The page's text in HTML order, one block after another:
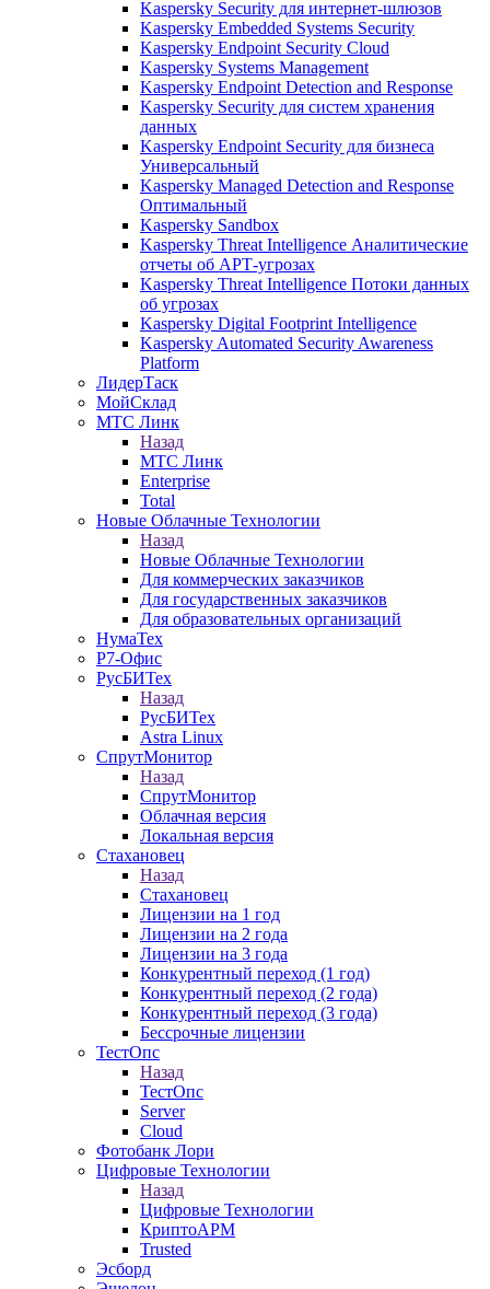
Kaspersky Security для интернет-шлюзов
Kaspersky Embedded Systems Security
Kaspersky Endpoint Security Cloud
Kaspersky Systems Management
Kaspersky Endpoint Detection and Response
Kaspersky Security для систем хранения
данных
Kaspersky Endpoint Security для бизнеса
Универсальный
Kaspersky Managed Detection and Response
Оптимальный
Kaspersky Sandbox
Kaspersky Threat Intelligence Аналитические
отчеты об АРТ-угрозах
Kaspersky Threat Intelligence Потоки данных
об угрозах
Kaspersky Digital Footprint Intelligence
Kaspersky Automated Security Awareness
Platform
ЛидерТаск
МойСклад
МТС Линк
Назад
МТС Линк
Enterprise
Total
Новые Облачные Технологии
Назад
Новые Облачные Технологии
Для коммерческих заказчиков
Для государственных заказчиков
Для образовательных организаций
НумаТех
Р7-Офис
РусБИТех
Назад
РусБИТех
Astra Linux
СпрутМонитор
Назад
СпрутМонитор
Облачная версия
Локальная версия
Стахановец
Назад
Стахановец
Лицензии на 1 год
Лицензии на 2 года
Лицензии на 3 года
Конкурентный переход (1 год)
Конкурентный переход (2 года)
Конкурентный переход (3 года)
Бессрочные лицензии
ТестОпс
Назад
ТестОпс
Server
Cloud
Фотобанк Лори
Цифровые Технологии
Назад
Цифровые Технологии
КриптоАРМ
Trusted
Эсборд